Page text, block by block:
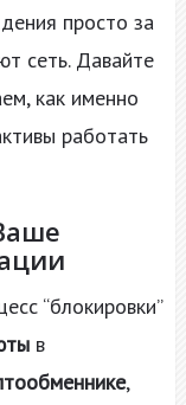
просто за
сеть. Давайте
как именно
работать
“блокировки”
в
,